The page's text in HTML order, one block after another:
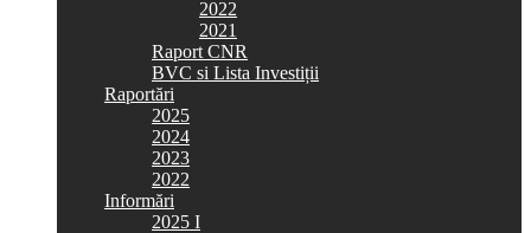
2022
2021
Raport CNR
BVC si Lista Investiții
Raportări
2025
2024
2023
2022
Informări
2025 I